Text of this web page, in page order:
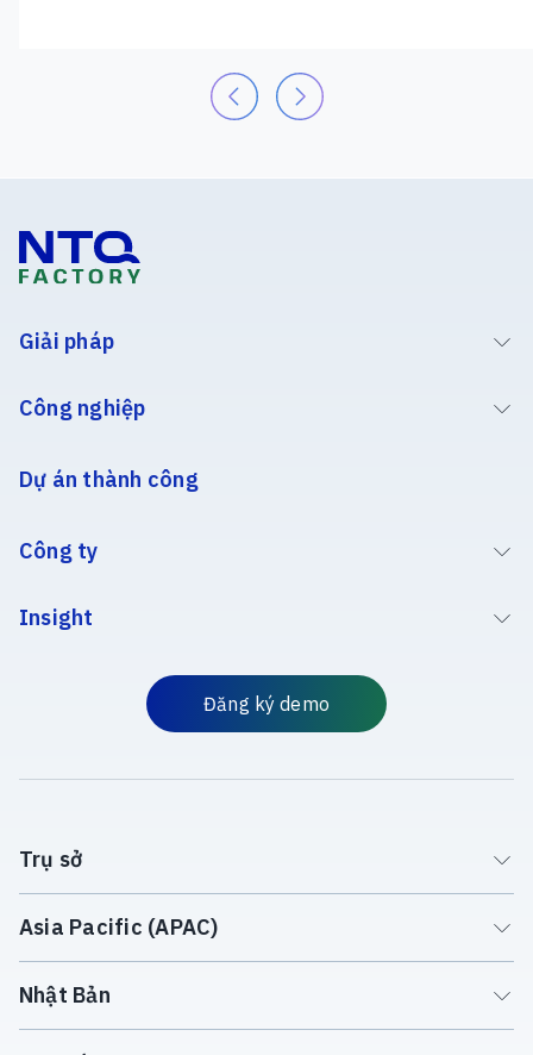
Giải pháp
Công nghiệp
Dự án thành công
Công ty
Insight
Đăng ký demo
Trụ sở
Asia Pacific (APAC)
Nhật Bản